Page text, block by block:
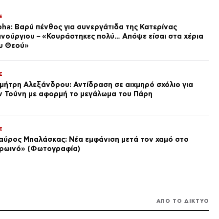
το Ozempic: Θάνατοι μετά τη
χρήση του – Τι εξετάζουν οι
Πυροσβεστική τα τελευταία
χρόνια
πριν από 1 ώρα
χάσει και τη μεγάλη αλλαγή
Βαρύ πένθος για συνεργάτιδα της Κατερίνας
– «Κουράστηκες πολύ… Απόψε είσαι στα χέρια
Θεού»
Αλεξάνδρου: Αντίδραση σε αιχμηρό σχόλιο για
Τούνη με αφορμή το μεγάλωμα του Πάρη
Μπαλάσκας: Νέα εμφάνιση μετά τον χαμό στο
(Φωτογραφία)
ΑΠΟ ΤΟ ΔΙΚΤΥΟ